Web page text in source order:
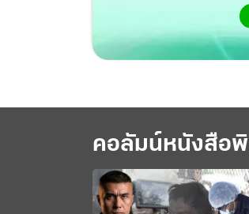
คอลัมน์หนังสือ